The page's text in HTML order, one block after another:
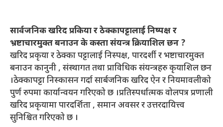
सार्वजनिक खरिद प्रकिया र ठेक्कापट्टालाई निष्पक्ष र
भ्रष्टाचारमुक्त बनाउन के कस्ता संयन्त्र क्रियाशिल छन ?
खरिद प्रकृया र ठेक्का पट्टालाई निस्पक्ष, पारदर्शी र भष्टाचारमुक्त
बनाउन कानुनी , संस्थागत तथा प्राविधिक संयन्त्रहरु कृयाशिल छन
।ठेक्कापट्टा निस्कासन गर्दा सार्बजनिक खरिद ऐन र नियमावलीको
पुर्ण रुपमा कार्यान्वयन गरिएको छ ।प्रतिस्पर्धात्मक वोलपत्र प्रणाली
खरिद प्रकृयामा पारदर्शिता , समान अवसर र उत्तरदायित्त्व
सुनिश्चित गरिएको छ ।